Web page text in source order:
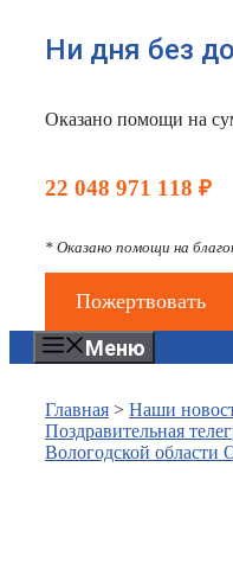
Ни дня без
Оказано помощи на
22 048 971 118 ₽
* Оказано помощи на
Пожертвовать
Меню
Главная > Наши
Поздравительная
Вологодской